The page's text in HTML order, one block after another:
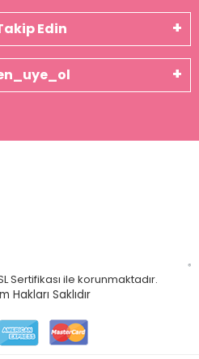
Edin
Sertifikası ile korunmaktadır.
Hakları Saklıdır